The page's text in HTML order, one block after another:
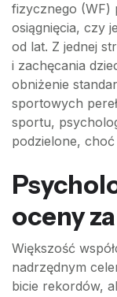
fizycznego (WF)
osiągnięcia, czy
od lat. Z jednej
i zachęcania
obniżenie
sportowych
sportu,
podzielone, choć
oceny
Większość
nadrzędnym
bicie rekordów,